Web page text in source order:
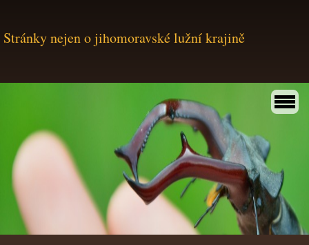
Stránky nejen o jihomoravské lužní krajině